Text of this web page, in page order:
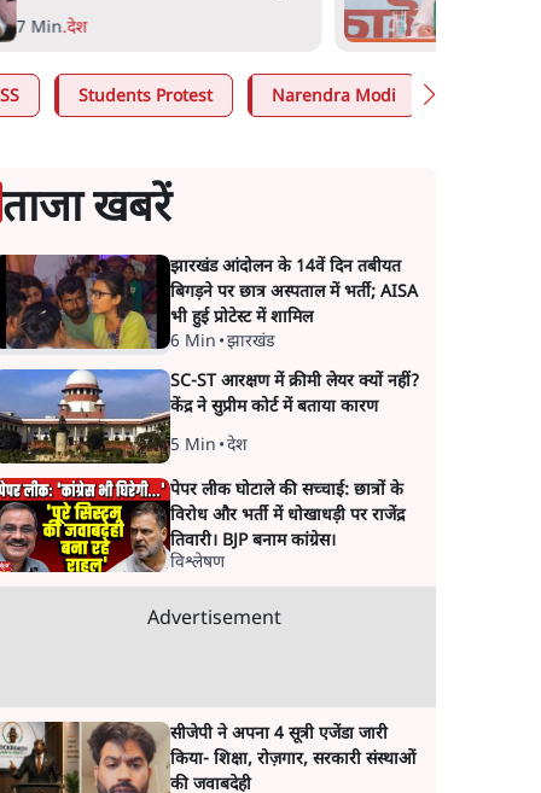
5 Min.देश
Students Protest Narendra Modi
ताजा खबरें
झारखंड आंदोलन के 14वें दिन तबीयत
बिगड़ने पर छात्र अस्पताल में भर्ती; AISA
भी हुई प्रोटेस्ट में शामिल
6 Min •झारखंड
SC-ST आरक्षण में क्रीमी लेयर क्यों नहीं?
केंद्र ने सुप्रीम कोर्ट में बताया कारण
5 Min •देश
पेपर लीक घोटाले की सच्चाई: छात्रों के
विरोध और भर्ती में धोखाधड़ी पर राजेंद्र
तिवारी। BJP बनाम कांग्रेस।
विश्लेषण
Advertisement
सीजेपी ने अपना 4 सूत्री एजेंडा जारी
किया- शिक्षा, रोज़गार, सरकारी संस्थाओं
की जवाबदेही